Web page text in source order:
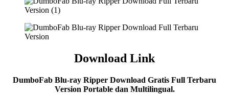
Download Link
DumboFab Blu-ray Ripper Download Gratis Full Terbaru
Version Portable dan Multilingual.